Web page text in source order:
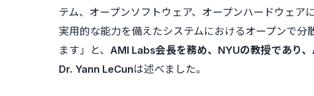
テム、オープンソフトウェア、オープンハードウェ
実用的な能力を備えたシステムにおけるオープンで
ます」と、 AMI Labs会長を務め、NYUの教授であり
Dr. Yann LeCunは述べました。